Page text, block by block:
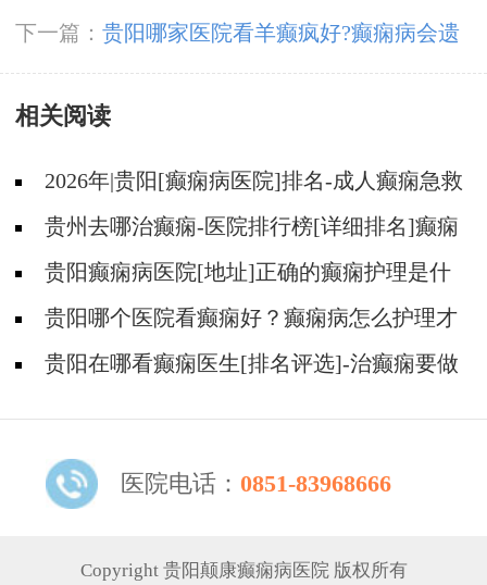
护理?
下一篇： 贵阳哪家医院看羊癫疯好?癫痫病会遗
传吗?
相关阅读
2026年|贵阳[癫痫病医院]排名-成人癫痫急救
措施护理
贵州去哪治癫痫-医院排行榜[详细排名]癫痫
病人可以吃什么食物?
贵阳癫痫病医院[地址]正确的癫痫护理是什
么?贵阳哪个医院看癫痫好？癫痫病怎么护理才
能更好地控制?
贵阳在哪看癫痫医生[排名评选]-治癫痫要做
医院电话： 0851-83968666
Copyright 贵阳颠康癫痫病医院 版权所有